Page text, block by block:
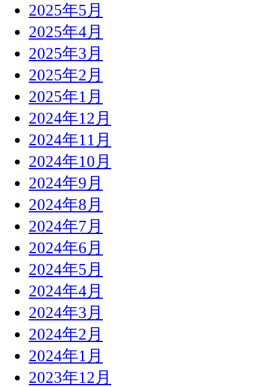
2025年5月
2025年4月
2025年3月
2025年2月
2025年1月
2024年12月
2024年11月
2024年10月
2024年9月
2024年8月
2024年7月
2024年6月
2024年5月
2024年4月
2024年3月
2024年2月
2024年1月
2023年12月